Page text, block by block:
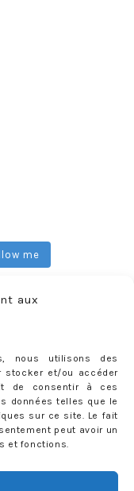
aux
nous utilisons des
stocker et/ou accéder
de consentir à ces
données telles que le
sur ce site. Le fait
peut avoir un
et fonctions.
me
BLOG